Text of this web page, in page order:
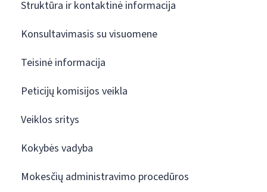
Struktūra ir kontaktinė informacija
Konsultavimasis su visuomene
Teisinė informacija
Peticijų komisijos veikla
Veiklos sritys
Kokybės vadyba
Mokesčių administravimo procedūros